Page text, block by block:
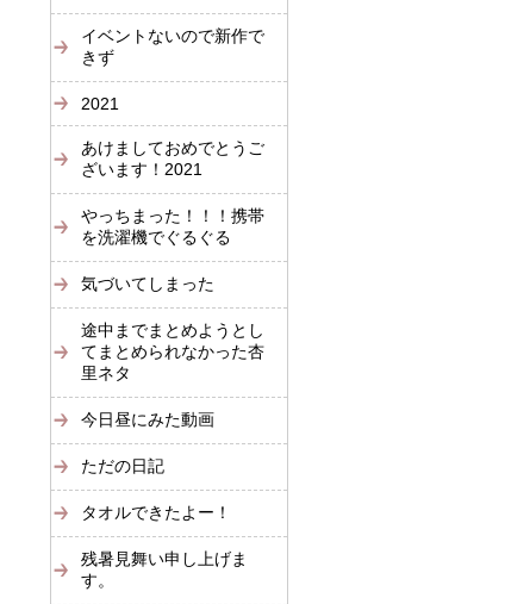
イベントないので新作で
きず
2021
あけましておめでとうご
ざいます！2021
やっちまった！！！携帯
を洗濯機でぐるぐる
気づいてしまった
途中までまとめようとし
てまとめられなかった杏
里ネタ
今日昼にみた動画
ただの日記
タオルできたよー！
残暑見舞い申し上げま
す。